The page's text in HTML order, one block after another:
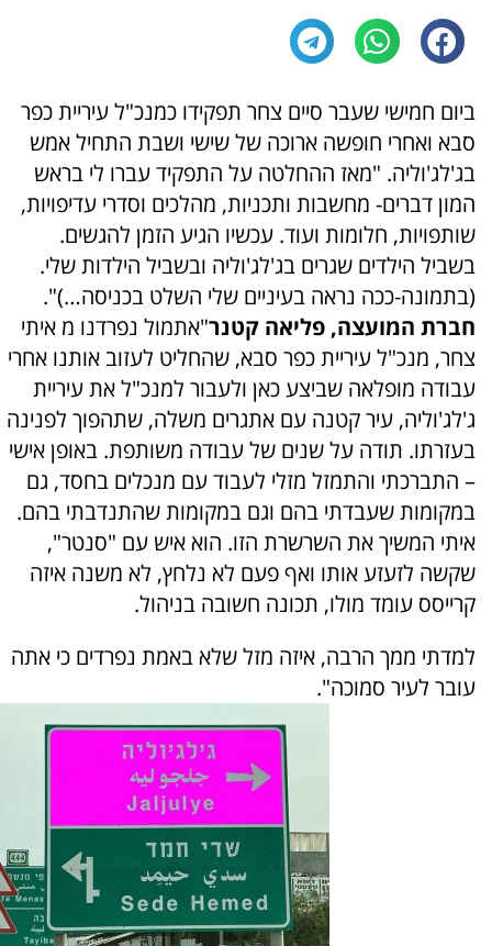
ביום חמישי שעבר סיים צחר תפקידו כמנכ"ל עיריית כפר
סבא ואחרי חופשה ארוכה של שישי ושבת התחיל אמש
בג'לג'וליה. "מאז ההחלטה על התפקיד עברו לי בראש
המון דברים- מחשבות ותכניות, מהלכים וסדרי עדיפויות,
שותפויות, חלומות ועוד. עכשיו הגיע הזמן להגשים.
בשביל הילדים שגרים בג'לג'וליה ובשביל הילדות שלי.
(בתמונה-ככה נראה בעיניים שלי השלט בכניסה…)".
חברת המועצה, פליאה קטנר"אתמול נפרדנו מ איתי
צחר, מנכ"ל עיריית כפר סבא, שהחליט לעזוב אותנו אחרי
עבודה מופלאה שביצע כאן ולעבור למנכ"ל את עיריית
ג'לג'וליה, עיר קטנה עם אתגרים משלה, שתהפוך לפנינה
בעזרתו. תודה על שנים של עבודה משותפת. באופן אישי
– התברכתי והתמזל מזלי לעבוד עם מנכלים בחסד, גם
במקומות שעבדתי בהם וגם במקומות שהתנדבתי בהם.
איתי המשיך את השרשרת הזו. הוא איש עם "סנטר",
שקשה לזעזע אותו ואף פעם לא נלחץ, לא משנה איזה
קרייסס עומד מולו, תכונה חשובה בניהול.
למדתי ממך הרבה, איזה מזל שלא באמת נפרדים כי אתה
עובר לעיר סמוכה".